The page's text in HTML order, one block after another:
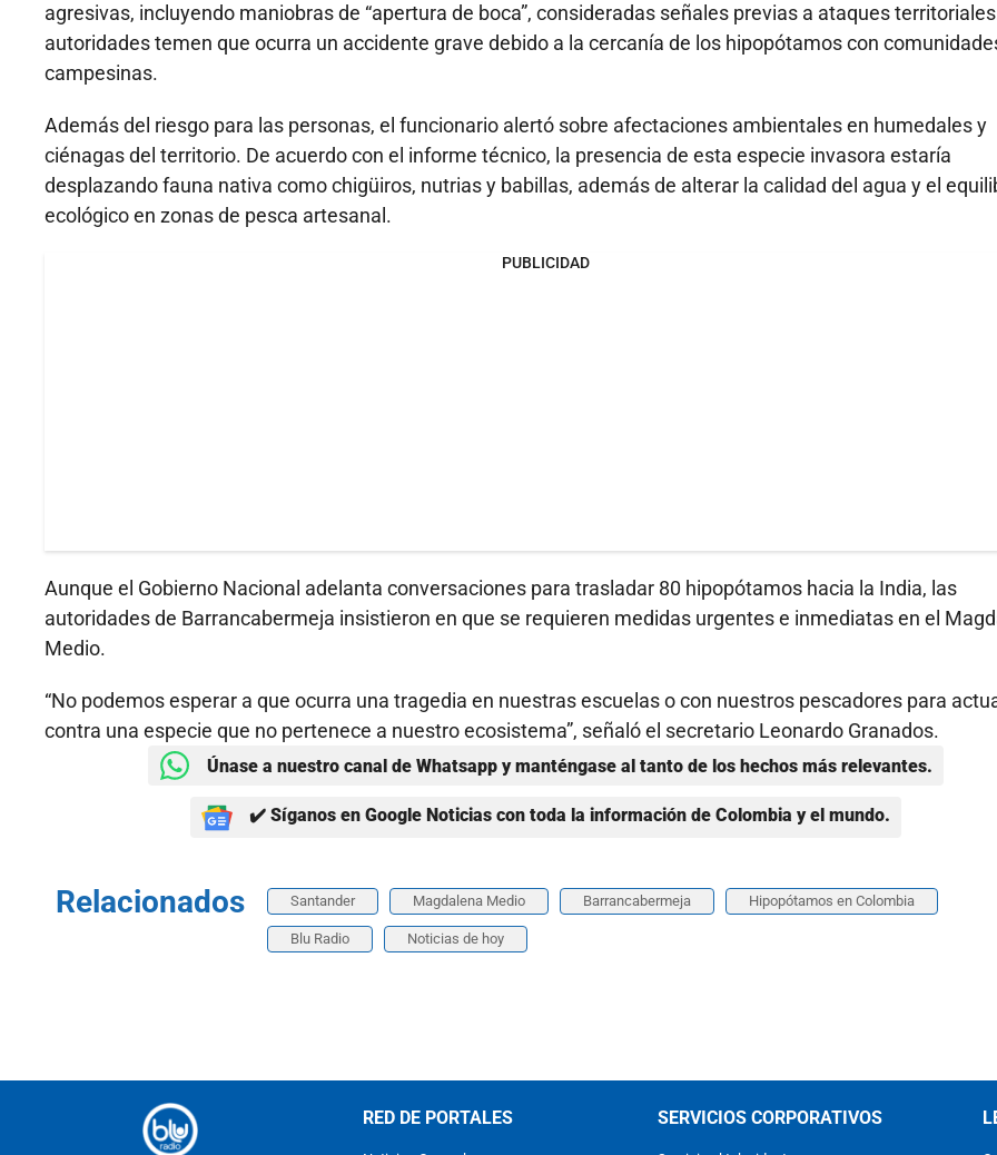
agresivas, incluyendo maniobras de “apertura de boca”, consideradas señales previas a ataques
autoridades temen que ocurra un accidente grave debido a la cercanía de los hipopótamos con
campesinas.
Además del riesgo para las personas, el funcionario alertó sobre afectaciones ambientales en humedales y
ciénagas del territorio. De acuerdo con el informe técnico, la presencia de esta especie invasora estaría
desplazando fauna nativa como chigüiros, nutrias y babillas, además de alterar la calidad del agua y el
ecológico en zonas de pesca artesanal.
PUBLICIDAD
Aunque el Gobierno Nacional adelanta conversaciones para trasladar 80 hipopótamos hacia la India, las
autoridades de Barrancabermeja insistieron en que se requieren medidas urgentes e inmediatas en el
Medio.
“No podemos esperar a que ocurra una tragedia en nuestras escuelas o con nuestros pescadores para
contra una especie que no pertenece a nuestro ecosistema”, señaló el secretario Leonardo Granados.
Únase a nuestro canal de Whatsapp y manténgase al tanto de los hechos más relevantes.
✔️ Síganos en Google Noticias con toda la información de Colombia y el mundo.
Relacionados Santander Magdalena Medio Barrancabermeja Hipopótamos en Colombia
Blu Radio Noticias de hoy
RED DE PORTALES SERVICIOS CORPORATIVOS